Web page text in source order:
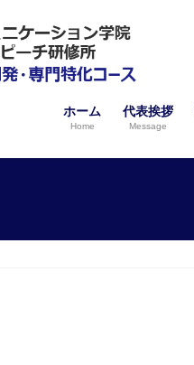
ホーム
Home
代表挨拶
Message